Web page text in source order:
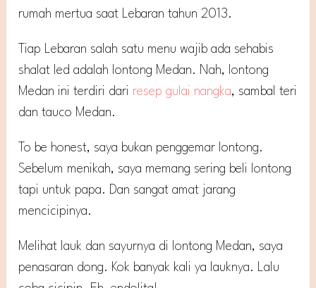
rumah mertua saat Lebaran tahun 2013.
Tiap Lebaran salah satu menu wajib ada sehabis
shalat Ied adalah lontong Medan. Nah, lontong
Medan ini terdiri dari resep gulai nangka, sambal teri
dan tauco Medan.
To be honest, saya bukan penggemar lontong.
Sebelum menikah, saya memang sering beli lontong
tapi untuk papa. Dan sangat amat jarang
mencicipinya.
Melihat lauk dan sayurnya di lontong Medan, saya
penasaran dong. Kok banyak kali ya lauknya. Lalu